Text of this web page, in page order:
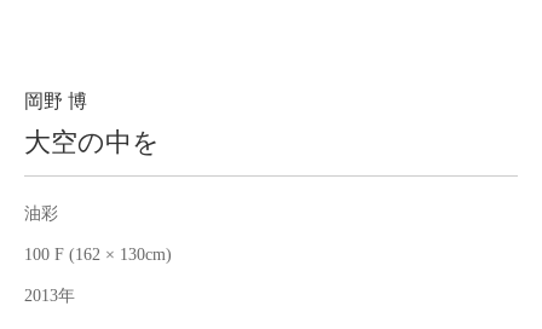
Contact
Purchase assessment
岡野 博
大空の中を
油彩
100 F (162 × 130cm)
2013年